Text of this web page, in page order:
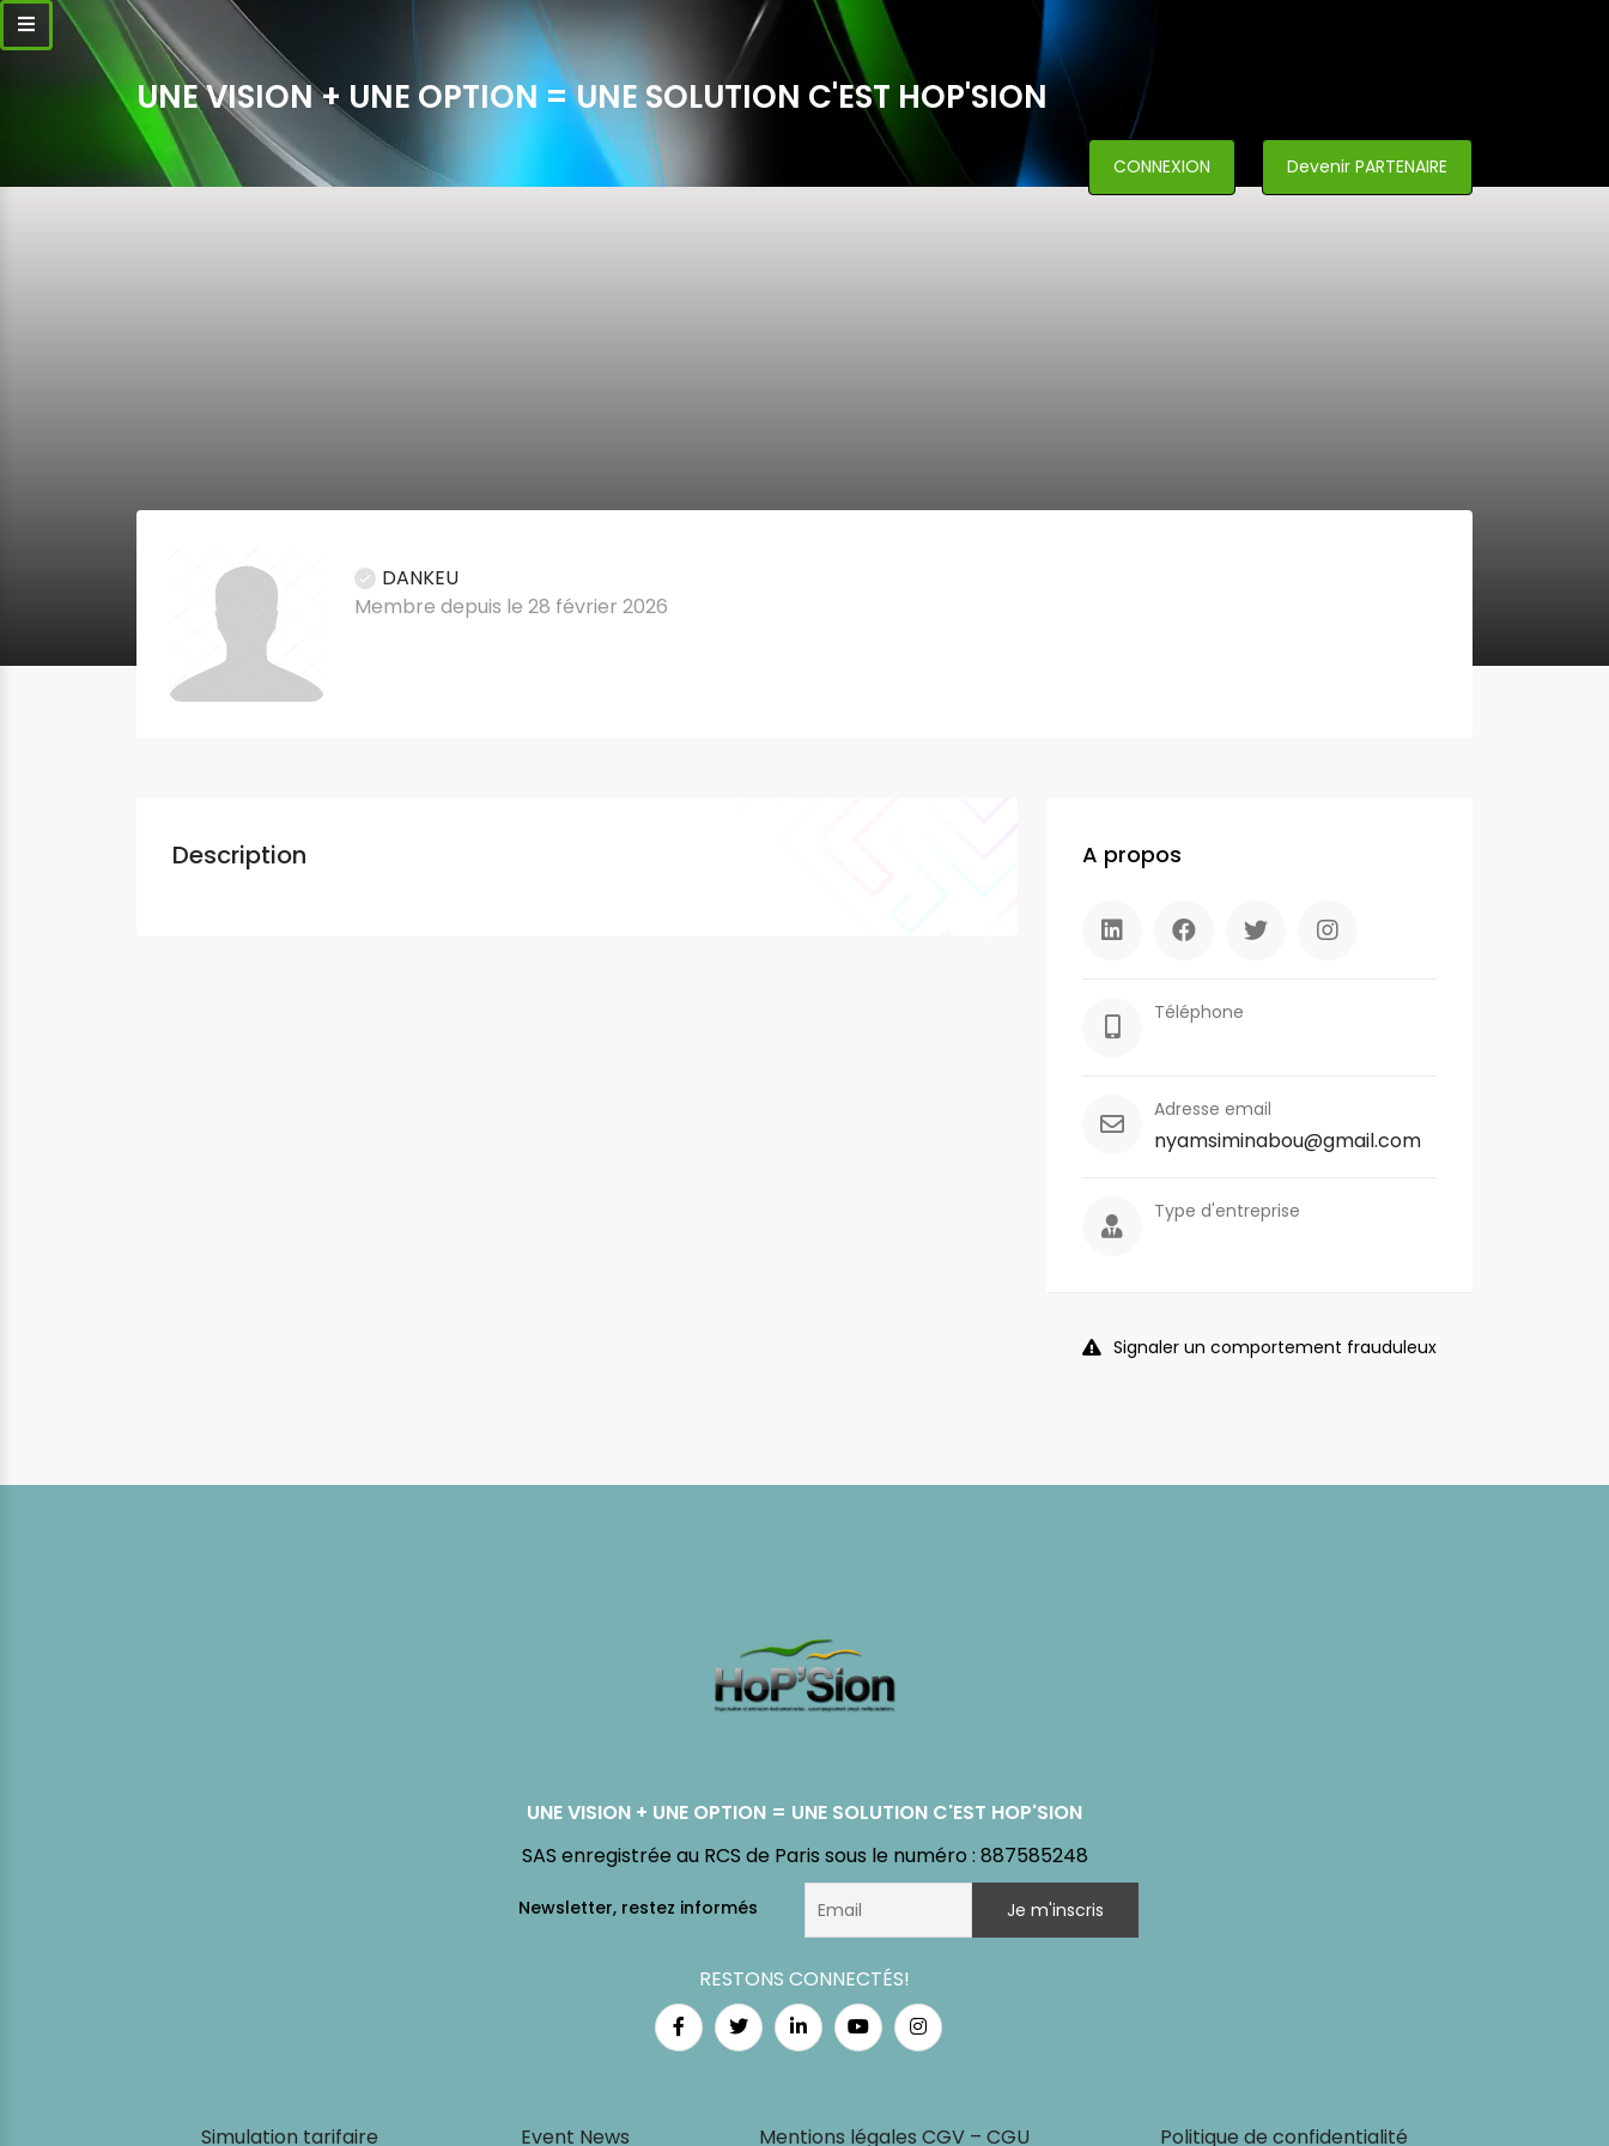
UNE VISION + UNE OPTION = UNE SOLUTION C'EST HOP'SION
CONNEXION Devenir PARTENAIRE
DANKEU
Membre depuis le 28 février 2026
Description A propos
Téléphone
Adresse email
nyamsiminabou@gmail.com
Type d'entreprise
Signaler un comportement frauduleux
UNE VISION + UNE OPTION = UNE SOLUTION C'EST HOP'SION
SAS enregistrée au RCS de Paris sous le numéro : 887585248
RESTONS CONNECTÉS!
Simulation tarifaire Event News Mentions légales CGV – CGU Politique de confidentialité